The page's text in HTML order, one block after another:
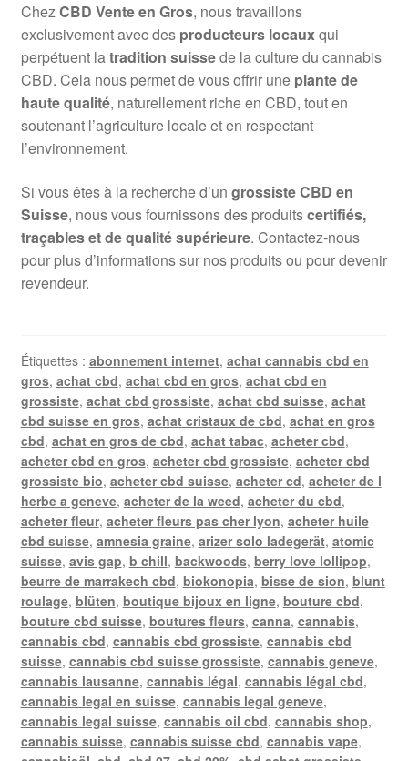
ChezCBD Vente en Gros, nous travaillons
exclusivement avec des producteurs locauxqui
perpétuent latradition suissede la culture du cannabis
CBD. Cela nous permet de vous offrir une plante de
haute qualité, naturellement riche en CBD, tout en
soutenant l’agriculture locale et en respectant
l’environnement.
Si vous êtes à la recherche d’un grossiste CBD en
Suisse, nous vous fournissons des produitscertifiés,
traçables et de qualité supérieure. Contactez-nous
pour plus d’informations sur nos produits ou pour devenir
revendeur.
Étiquettes : abonnement internet, achat cannabis cbd en
gros, achat cbd, achat cbd en gros, achat cbd en
grossiste, achat cbd grossiste, achat cbd suisse, achat
cbd suisse en gros, achat cristaux de cbd, achat en gros
cbd, achat en gros de cbd, achat tabac, acheter cbd,
acheter cbd en gros, acheter cbd grossiste, acheter cbd
grossiste bio, acheter cbd suisse, acheter cd, acheter de l
herbe a geneve, acheter de la weed, acheter du cbd,
acheter fleur, acheter fleurs pas cher lyon, acheter huile
cbd suisse, amnesia graine, arizer solo ladegerät, atomic
suisse, avis gap, b chill, backwoods, berry love lollipop,
beurre de marrakech cbd, biokonopia, bisse de sion, blunt
roulage, blüten, boutique bijoux en ligne, bouture cbd,
bouture cbd suisse, boutures fleurs, canna, cannabis,
cannabis cbd, cannabis cbd grossiste, cannabis cbd
suisse, cannabis cbd suisse grossiste, cannabis geneve,
cannabis lausanne, cannabis légal, cannabis légal cbd,
cannabis legal en suisse, cannabis legal geneve,
cannabis legal suisse, cannabis oil cbd, cannabis shop,
cannabis suisse, cannabis suisse cbd, cannabis vape,